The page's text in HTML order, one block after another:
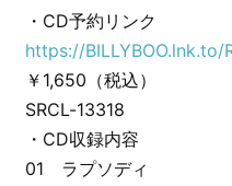
・CD予約リンク
https://BILLYBOO.lnk.to/
￥1,650（税込）
SRCL-13318
・CD収録内容
01 ラプソディ